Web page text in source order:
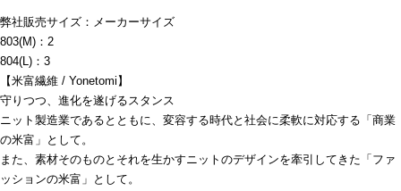
弊社販売サイズ：メーカーサイズ
803(M)：2
804(L)：3
【米富繊維 / Yonetomi】
守りつつ、進化を遂げるスタンス
ニット製造業であるとともに、変容する時代と社会に柔軟に対応する「商業
の米富」として。
また、素材そのものとそれを生かすニットのデザインを牽引してきた「ファ
ッションの米富」として。